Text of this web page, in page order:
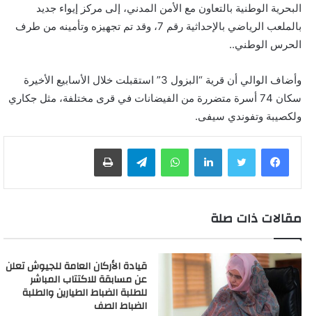
البحرية الوطنية بالتعاون مع الأمن المدني، إلى مركز إيواء جديد
بالملعب الرياضي بالإحداثية رقم 7، وقد تم تجهيزه وتأمينه من طرف
الحرس الوطني..
وأضاف الوالي أن قرية “البزول 3” استقبلت خلال الأسابيع الأخيرة
سكان 74 أسرة متضررة من الفيضانات في قرى مختلفة، مثل جكاري
ولكصيبة وتفوندي سيفى.
لينكدإن واتساب
مقالات ذات صلة
قيادة الأركان العامة للجيوش تعلن
عن مسابقة للاكتتاب المباشر
للطلبة الضباط الطيارين والطلبة
الضباط الصف